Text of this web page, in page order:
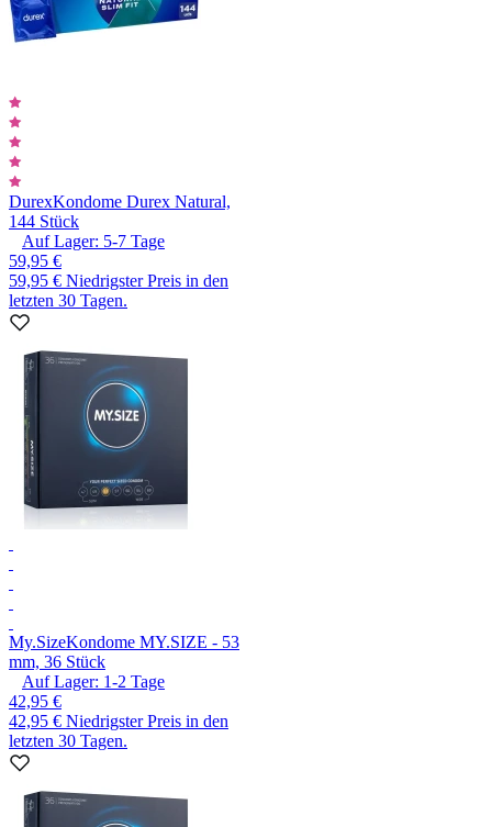
DurexKondome Durex Natural,
144 Stück
Auf Lager: 5-7 Tage
59,95 €
59,95 € Niedrigster Preis in den
letzten 30 Tagen.
My.SizeKondome MY.SIZE - 53
mm, 36 Stück
Auf Lager: 1-2 Tage
42,95 €
42,95 € Niedrigster Preis in den
letzten 30 Tagen.